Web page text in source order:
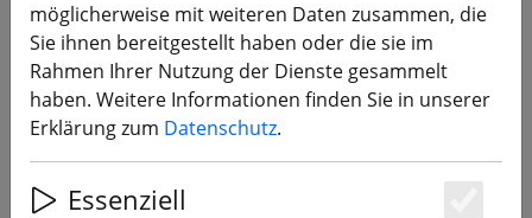
FlyFishRC Volador 5 Arm Guards 3D
Druck TPU rot (4 Stück)
möglicherweise mit weiteren Daten zusammen, die
Sie ihnen bereitgestellt haben oder die sie im
Rahmen Ihrer Nutzung der Dienste gesammelt
haben. Weitere Informationen finden Sie in unserer
Erklärung zum Datenschutz.
Essenziell